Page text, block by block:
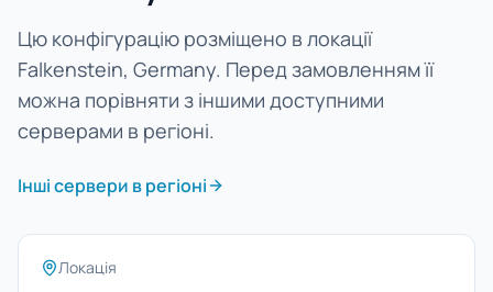
Цю конфігурацію розміщено в локації
Falkenstein, Germany. Перед замовленням її
можна порівняти з іншими доступними
серверами в регіоні.
Інші сервери в регіоні
Локація